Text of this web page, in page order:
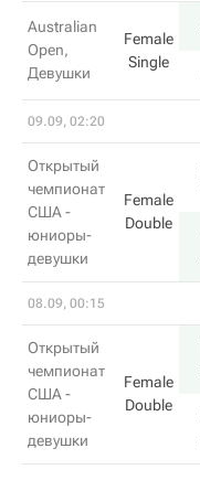
Australian
Open,
Девушки
Female
Single
09.09, 02:20
Открытый
чемпионат
США -
юниоры-
девушки
Female
Double
08.09, 00:15
Открытый
чемпионат
США -
юниоры-
девушки
Female
Double